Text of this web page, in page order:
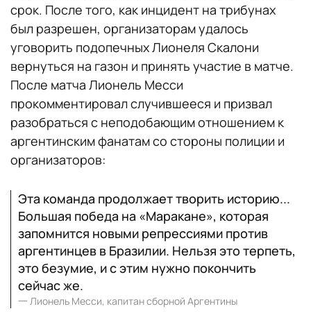
срок. После того, как инцидент на трибунах
был разрешен, организаторам удалось
уговорить подопечных Лионеля Скалони
вернуться на газон и принять участие в матче.
После матча Лионель Месси
прокомментировал случившееся и призвал
разобраться с неподобающим отношением к
аргентинским фанатам со стороны полиции и
организаторов:
Эта команда продолжает творить историю...
Большая победа на «Маракане», которая
запомнится новыми репрессиями против
аргентинцев в Бразилии. Нельзя это терпеть,
это безумие, и с этим нужно покончить
сейчас же.
一 Лионель Месси, капитан сборной Аргентины